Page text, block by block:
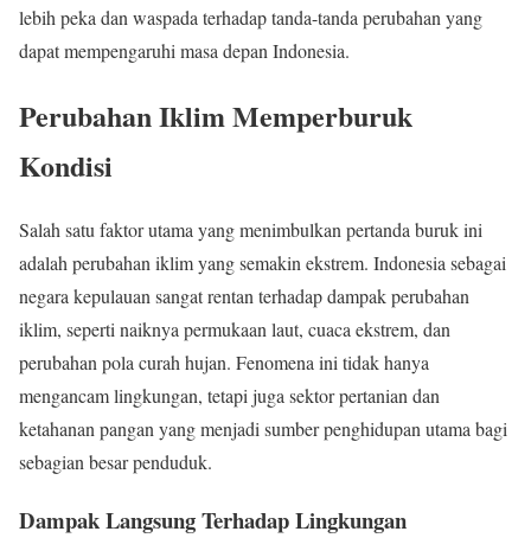
lebih peka dan waspada terhadap tanda-tanda perubahan yang
dapat mempengaruhi masa depan Indonesia.
Perubahan Iklim Memperburuk
Kondisi
Salah satu faktor utama yang menimbulkan pertanda buruk ini
adalah perubahan iklim yang semakin ekstrem. Indonesia sebagai
negara kepulauan sangat rentan terhadap dampak perubahan
iklim, seperti naiknya permukaan laut, cuaca ekstrem, dan
perubahan pola curah hujan. Fenomena ini tidak hanya
mengancam lingkungan, tetapi juga sektor pertanian dan
ketahanan pangan yang menjadi sumber penghidupan utama bagi
sebagian besar penduduk.
Dampak Langsung Terhadap Lingkungan